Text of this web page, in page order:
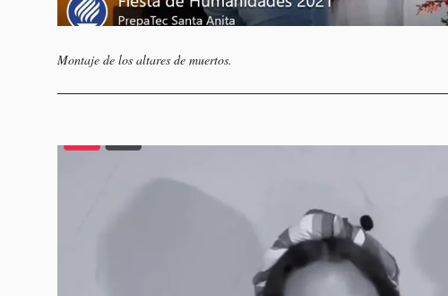
Montaje de los altares de muertos.